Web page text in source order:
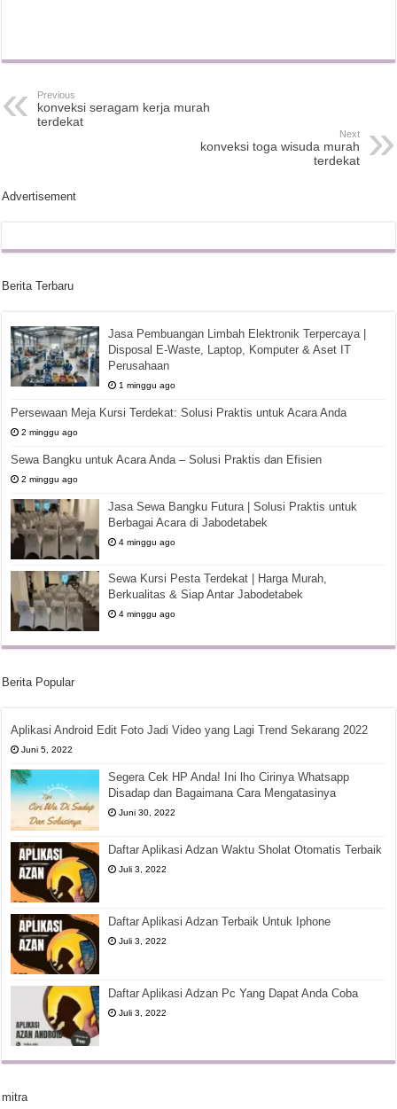
Previous
konveksi seragam kerja murah
terdekat
Next
konveksi toga wisuda murah
terdekat
Advertisement
Berita Terbaru
Jasa Pembuangan Limbah Elektronik Terpercaya |
Disposal E-Waste, Laptop, Komputer & Aset IT
Perusahaan
1 minggu ago
Persewaan Meja Kursi Terdekat: Solusi Praktis untuk Acara Anda
2 minggu ago
Sewa Bangku untuk Acara Anda – Solusi Praktis dan Efisien
2 minggu ago
Jasa Sewa Bangku Futura | Solusi Praktis untuk
Berbagai Acara di Jabodetabek
4 minggu ago
Sewa Kursi Pesta Terdekat | Harga Murah,
Berkualitas & Siap Antar Jabodetabek
4 minggu ago
Berita Popular
Aplikasi Android Edit Foto Jadi Video yang Lagi Trend Sekarang 2022
Juni 5, 2022
Segera Cek HP Anda! Ini lho Cirinya Whatsapp
Disadap dan Bagaimana Cara Mengatasinya
Juni 30, 2022
Daftar Aplikasi Adzan Waktu Sholat Otomatis Terbaik
Juli 3, 2022
Daftar Aplikasi Adzan Terbaik Untuk Iphone
Juli 3, 2022
Daftar Aplikasi Adzan Pc Yang Dapat Anda Coba
Juli 3, 2022
mitra